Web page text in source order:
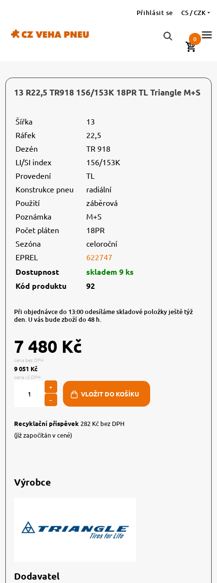
Přihlásit se CS / CZK
0
13 R22,5 TR918 156/153K 18PR TL Triangle M+S
Šířka
13
Ráfek
22,5
Dezén
TR 918
LI/SI index
156/153K
Provedení
TL
Konstrukce pneu
radiální
Použití
záběrová
Poznámka
M+S
Počet pláten
18PR
Sezóna
celoroční
EPREL
622747
Dostupnost
skladem 9 ks
Kód produktu
92
Při objednávce do 13:00 odesíláme skladové položky ještě týž
den. U vás bude zboží do 48 h.
7 480 Kč
cena bez DPH
9 051 Kč
cena vč.DPH
+
−
Recyklační příspěvek 282 Kč bez DPH
(již započítán v ceně)
Výrobce
Dodavatel